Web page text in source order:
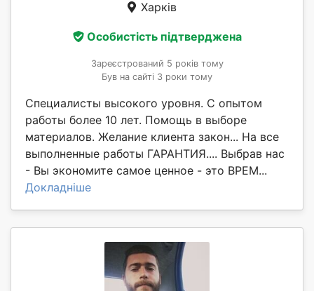
Харків
Особистість підтверджена
Зареєстрований 5 років тому
Був на сайті 3 роки тому
Специалисты высокого уровня. С опытом
работы более 10 лет. Помощь в выборе
материалов. Желание клиента закон... На все
выполненные работы ГАРАНТИЯ.... Выбрав нас
- Вы экономите самое ценное - это ВРЕМ...
Докладніше